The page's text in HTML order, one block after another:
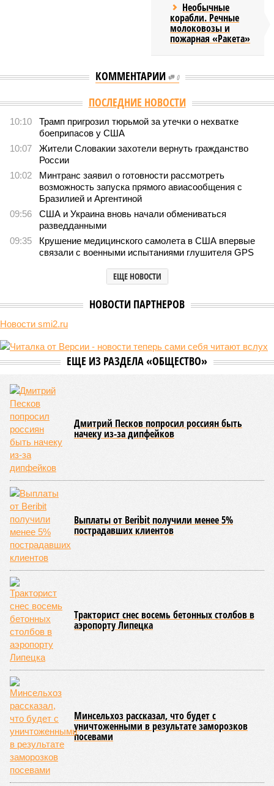
Необычные
корабли. Речные
молоковозы и
пожарная «Ракета»
КОММЕНТАРИИ 0
ПОСЛЕДНИЕ НОВОСТИ
10:10
Трамп пригрозил тюрьмой за утечки о нехватке
боеприпасов у США
10:07
Жители Словакии захотели вернуть гражданство
России
10:02
Минтранс заявил о готовности рассмотреть
возможность запуска прямого авиасообщения с
Бразилией и Аргентиной
09:56
США и Украина вновь начали обмениваться
разведданными
09:35
Крушение медицинского самолета в США впервые
связали с военными испытаниями глушителя GPS
ЕЩЕ НОВОСТИ
НОВОСТИ ПАРТНЕРОВ
Новости smi2.ru
ЕЩЕ ИЗ РАЗДЕЛА «ОБЩЕСТВО»
Дмитрий Песков попросил россиян быть
начеку из-за дипфейков
Выплаты от Beribit получили менее 5%
пострадавших клиентов
Тракторист снес восемь бетонных столбов в
аэропорту Липецка
Минсельхоз рассказал, что будет с
уничтоженными в результате заморозков
посевами